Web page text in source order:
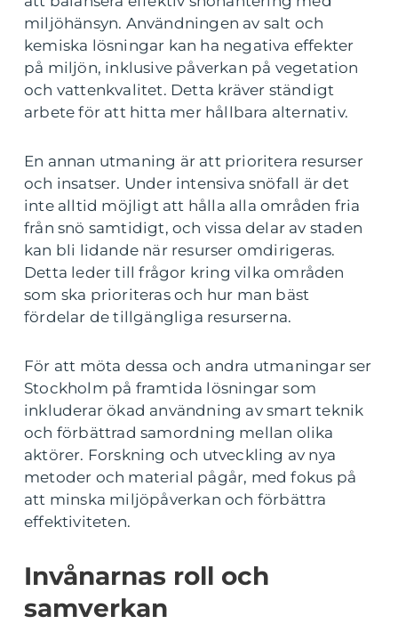
miljöhänsyn. Användningen av salt och
kemiska lösningar kan ha negativa effekter
på miljön, inklusive påverkan på vegetation
och vattenkvalitet. Detta kräver ständigt
arbete för att hitta mer hållbara alternativ.
En annan utmaning är att prioritera resurser
och insatser. Under intensiva snöfall är det
inte alltid möjligt att hålla alla områden fria
från snö samtidigt, och vissa delar av staden
kan bli lidande när resurser omdirigeras.
Detta leder till frågor kring vilka områden
som ska prioriteras och hur man bäst
fördelar de tillgängliga resurserna.
För att möta dessa och andra utmaningar ser
Stockholm på framtida lösningar som
inkluderar ökad användning av smart teknik
och förbättrad samordning mellan olika
aktörer. Forskning och utveckling av nya
metoder och material pågår, med fokus på
att minska miljöpåverkan och förbättra
effektiviteten.
Invånarnas roll och
samverkan